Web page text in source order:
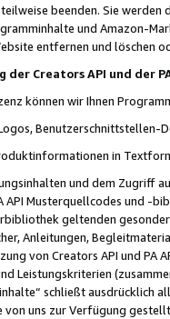
beenden. Sie werden
und Amazon-
entfernen und löschen
Creators API und der
können wir Ihnen
Benutzerschnittstellen-
in
und dem Zugriff
API Musterquellcodes und
geltenden
Anleitungen,
von Creators API und PA
Leistungskriterien
schließt ausdrücklich
uns zur Verfügung